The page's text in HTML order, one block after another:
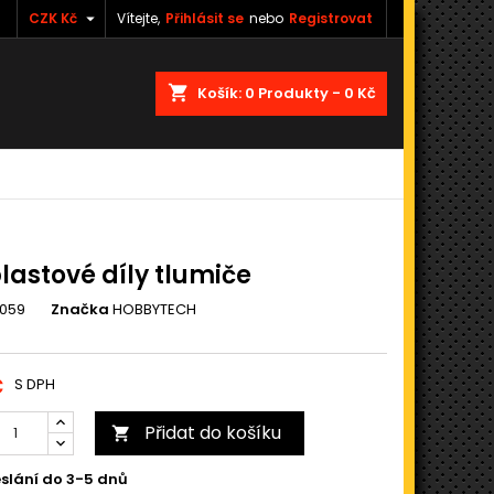
Vítejte, Přihlásit se nebo Registrovat
CZK Kč 
shopping_cart Košík: 0 Produkty - 0 Kč
díly tlumiče
Značka HOBBYTECH
S DPH
 Přidat do košíku
do 3-5 dnů